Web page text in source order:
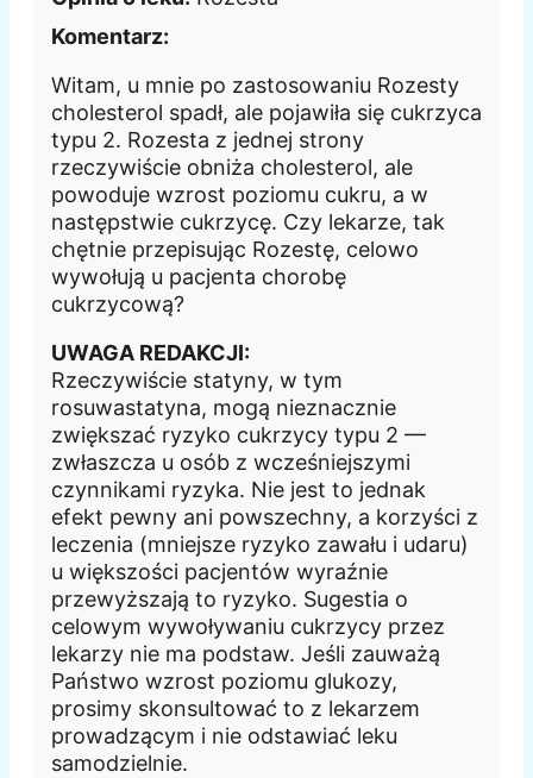
Komentarz:
Witam, u mnie po zastosowaniu Rozesty
cholesterol spadł, ale pojawiła się cukrzyca
typu 2. Rozesta z jednej strony
rzeczywiście obniża cholesterol, ale
powoduje wzrost poziomu cukru, a w
następstwie cukrzycę. Czy lekarze, tak
chętnie przepisując Rozestę, celowo
wywołują u pacjenta chorobę
cukrzycową?
UWAGA REDAKCJI:
Rzeczywiście statyny, w tym
rosuwastatyna, mogą nieznacznie
zwiększać ryzyko cukrzycy typu 2 —
zwłaszcza u osób z wcześniejszymi
czynnikami ryzyka. Nie jest to jednak
efekt pewny ani powszechny, a korzyści z
leczenia (mniejsze ryzyko zawału i udaru)
u większości pacjentów wyraźnie
przewyższają to ryzyko. Sugestia o
celowym wywoływaniu cukrzycy przez
lekarzy nie ma podstaw. Jeśli zauważą
Państwo wzrost poziomu glukozy,
prosimy skonsultować to z lekarzem
prowadzącym i nie odstawiać leku
samodzielnie.